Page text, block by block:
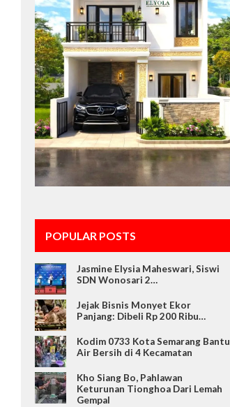
POPULAR POSTS
Jasmine Elysia Maheswari, Siswi
SDN Wonosari 2…
Jejak Bisnis Monyet Ekor
Panjang: Dibeli Rp 200 Ribu…
Kodim 0733 Kota Semarang Bantu
Air Bersih di 4 Kecamatan
Kho Siang Bo, Pahlawan
Keturunan Tionghoa Dari Lemah
Gempal